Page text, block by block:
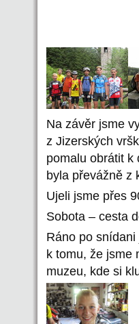
Na závěr jsme
z Jizerských
pomalu obrátit k
byla převážně z
Ujeli jsme přes
Sobota – cesta
Ráno po
k tomu, že jsme
muzeu, kde si